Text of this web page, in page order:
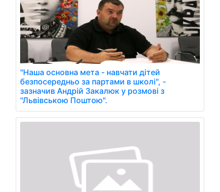
"Наша основна мета - навчати дітей
безпосередньо за партами в школі", -
зазначив Андрій Закалюк у розмові з
"Львівською Поштою".